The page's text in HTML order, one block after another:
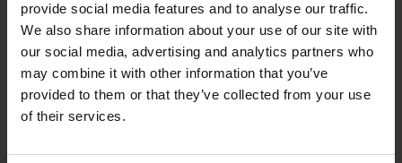
provide social media features and to analyse our traffic.
We also share information about your use of our site with
our social media, advertising and analytics partners who
may combine it with other information that you’ve
provided to them or that they’ve collected from your use
of their services.
Mat & Dryck
God och vällagad mat serveras på flera
restauranger runt om Funäsdalsberget.
Under en dag i fjällen är man i extra stort
behov av att fylla på med energi och mat.
Här kan du njuta av allt från typiska rätter
Läs mer om Mat & Dryck >